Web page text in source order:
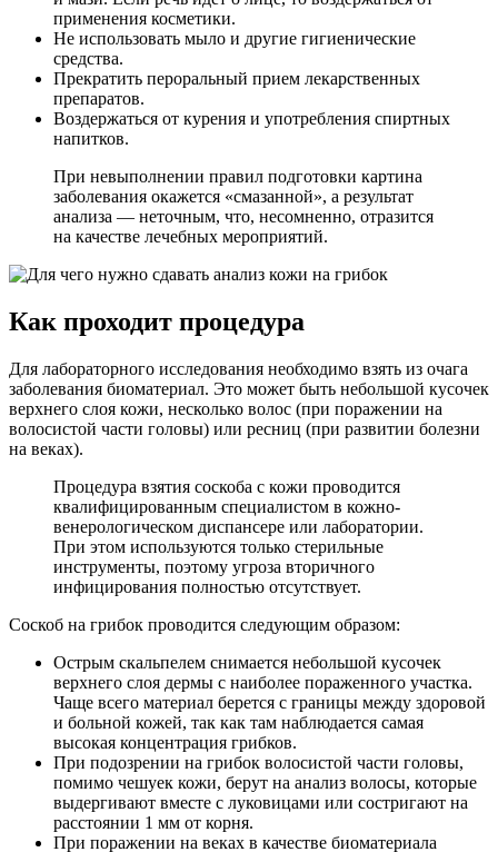
применения косметики.
Не использовать мыло и другие гигиенические
средства.
Прекратить пероральный прием лекарственных
препаратов.
Воздержаться от курения и употребления спиртных
напитков.
При невыполнении правил подготовки картина
заболевания окажется «смазанной», а результат
анализа — неточным, что, несомненно, отразится
на качестве лечебных мероприятий.
Как проходит процедура
Для лабораторного исследования необходимо взять из очага
заболевания биоматериал. Это может быть небольшой кусочек
верхнего слоя кожи, несколько волос (при поражении на
волосистой части головы) или ресниц (при развитии болезни
на веках).
Процедура взятия соскоба с кожи проводится
квалифицированным специалистом в кожно-
венерологическом диспансере или лаборатории.
При этом используются только стерильные
инструменты, поэтому угроза вторичного
инфицирования полностью отсутствует.
Соскоб на грибок проводится следующим образом:
Острым скальпелем снимается небольшой кусочек
верхнего слоя дермы с наиболее пораженного участка.
Чаще всего материал берется с границы между здоровой
и больной кожей, так как там наблюдается самая
высокая концентрация грибков.
При подозрении на грибок волосистой части головы,
помимо чешуек кожи, берут на анализ волосы, которые
выдергивают вместе с луковицами или состригают на
расстоянии 1 мм от корня.
При поражении на веках в качестве биоматериала